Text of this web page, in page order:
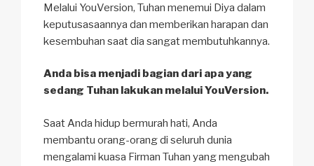
Melalui YouVersion, Tuhan menemui Diya dalam
keputusasaannya dan memberikan harapan dan
kesembuhan saat dia sangat membutuhkannya.
Anda bisa menjadi bagian dari apa yang
sedang Tuhan lakukan melalui YouVersion.
Saat Anda hidup bermurah hati, Anda
membantu orang-orang di seluruh dunia
mengalami kuasa Firman Tuhan yang mengubah